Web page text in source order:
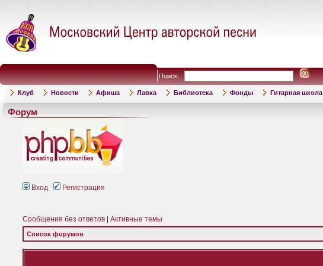
Поиск:
Клуб Новости Афиша Лавка Библиотека Фонды Гитарная школа
Форум
Вход Регистрация
Сообщения без ответов Активные темы
Список форумов